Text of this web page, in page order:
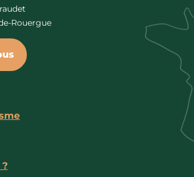
Rouergue